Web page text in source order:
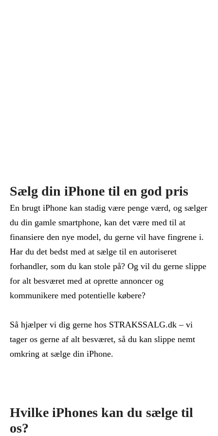
Sælg din iPhone til en god pris
En brugt iPhone kan stadig være penge værd, og sælger
du din gamle smartphone, kan det være med til at
finansiere den nye model, du gerne vil have fingrene i.
Har du det bedst med at sælge til en autoriseret
forhandler, som du kan stole på? Og vil du gerne slippe
for alt besværet med at oprette annoncer og
kommunikere med potentielle købere?
Så hjælper vi dig gerne hos STRAKSSALG.dk – vi
tager os gerne af alt besværet, så du kan slippe nemt
omkring at sælge din iPhone.
Hvilke iPhones kan du sælge til
os?